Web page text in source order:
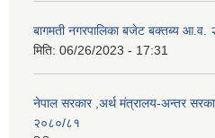
बागमती नगरपालिका बजेट बक्तब्य
मिति: 06/26/2023 - 17:31
नेपाल सरकार ,अर्थ मंत्रालय-अन्तर
२०८०/८१